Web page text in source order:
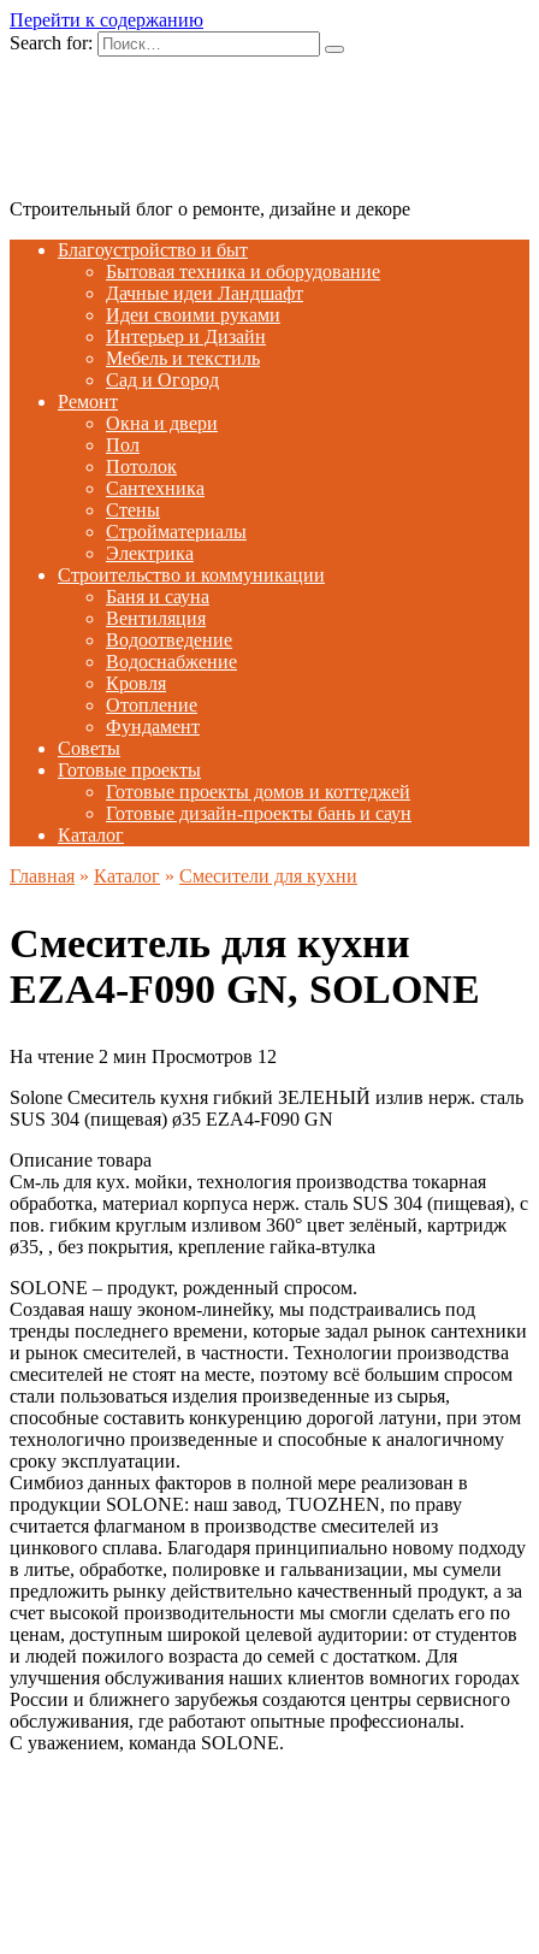
Перейти к содержанию
Search for:
Строительный блог о ремонте, дизайне и декоре
Благоустройство и быт
Бытовая техника и оборудование
Дачные идеи Ландшафт
Идеи своими руками
Интерьер и Дизайн
Мебель и текстиль
Сад и Огород
Ремонт
Окна и двери
Пол
Потолок
Сантехника
Стены
Стройматериалы
Электрика
Строительство и коммуникации
Баня и сауна
Вентиляция
Водоотведение
Водоснабжение
Кровля
Отопление
Фундамент
Советы
Готовые проекты
Готовые проекты домов и коттеджей
Готовые дизайн-проекты бань и саун
Каталог
Главная » Каталог » Смесители для кухни
Смеситель для кухни
EZA4-F090 GN, SOLONE
На чтение 2 мин Просмотров 12
Solone Смеситель кухня гибкий ЗЕЛЕНЫЙ излив нерж. cталь
SUS 304 (пищевая) ø35 EZA4-F090 GN
Описание товара
См-ль для кух. мойки, технология производства токарная
обработка, материал корпуса нерж. cталь SUS 304 (пищевая), с
пов. гибким круглым изливом 360° цвет зелёный, картридж
ø35, , без покрытия, крепление гайка-втулка
SOLONE – продукт, рожденный спросом.
Создавая нашу эконом-линейку, мы подстраивались под
тренды последнего времени, которые задал рынок сантехники
и рынок смесителей, в частности. Технологии производства
смесителей не стоят на месте, поэтому всё большим спросом
стали пользоваться изделия произведенные из сырья,
способные составить конкуренцию дорогой латуни, при этом
технологично произведенные и способные к аналогичному
сроку эксплуатации.
Симбиоз данных факторов в полной мере реализован в
продукции SOLONE: наш завод, TUOZHEN, по праву
считается флагманом в производстве смесителей из
цинкового сплава. Благодаря принципиально новому подходу
в литье, обработке, полировке и гальванизации, мы сумели
предложить рынку действительно качественный продукт, а за
счет высокой производительности мы смогли сделать его по
ценам, доступным широкой целевой аудитории: от студентов
и людей пожилого возраста до семей с достатком. Для
улучшения обслуживания наших клиентов вомногих городах
России и ближнего зарубежья создаются центры сервисного
обслуживания, где работают опытные профессионалы.
С уважением, команда SOLONE.